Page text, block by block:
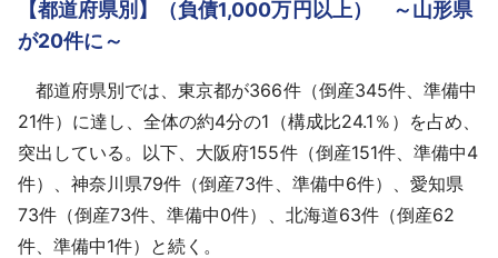
【都道府県別】（負債1,000万円以上） ～山形県
が20件に～
都道府県別では、東京都が366件（倒産345件、準備中
21件）に達し、全体の約4分の1（構成比24.1％）を占め、
突出している。以下、大阪府155件（倒産151件、準備中4
件）、神奈川県79件（倒産73件、準備中6件）、愛知県
73件（倒産73件、準備中0件）、北海道63件（倒産62
件、準備中1件）と続く。